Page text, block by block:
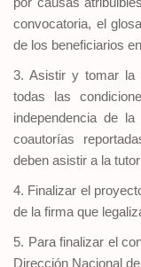
convocatoria, el
de los beneficiarios
3. Asistir y tomar la
todas las
independencia de
coautorías
deben asistir a la
4. Finalizar el
de la firma que
5. Para finalizar el
Dirección Nacional